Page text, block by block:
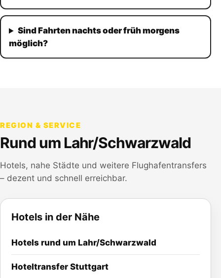
Sind Fahrten nachts oder früh morgens
möglich?
REGION & SERVICE
Rund umLahr/Schwarzwald
Hotels, nahe Städte und weitere Flughafentransfers
– dezent und schnell erreichbar.
Hotels in der Nähe
Hotels rund um Lahr/Schwarzwald
Hoteltransfer Stuttgart